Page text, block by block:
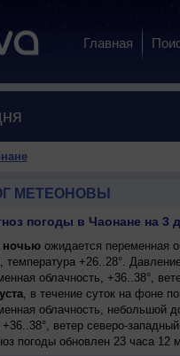
Главная
МЕТЕОНОВЫ
погоды в Чаонане на 3
ночьюожидается переменная
температура +26..28°.
облачность, +36..38°,
, в течение суток на фоне
облачность, небольшой
ветер северо-
погоды обновлен 23 часа 12